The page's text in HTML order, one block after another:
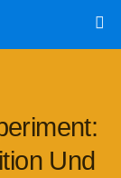
Und